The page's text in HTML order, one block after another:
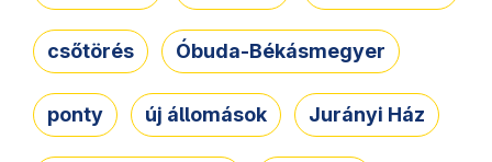
csőtörés Óbuda-Békásmegyer
ponty új állomások Jurányi Ház